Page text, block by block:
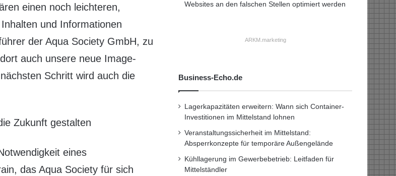
einen noch leichteren,
und Informationen
der Aqua Society GmbH, zu
auch unsere neue Image-
Schritt wird auch die
Zukunft gestalten
eines
das Aqua Society für sich
Websites an den falschen Stellen optimiert werden
ARKM.marketing
Business-Echo.de
Lagerkapazitäten erweitern: Wann sich Container-
Investitionen im Mittelstand lohnen
Veranstaltungssicherheit im Mittelstand:
Absperrkonzepte für temporäre Außengelände
Kühllagerung im Gewerbebetrieb: Leitfaden für
Mittelständler